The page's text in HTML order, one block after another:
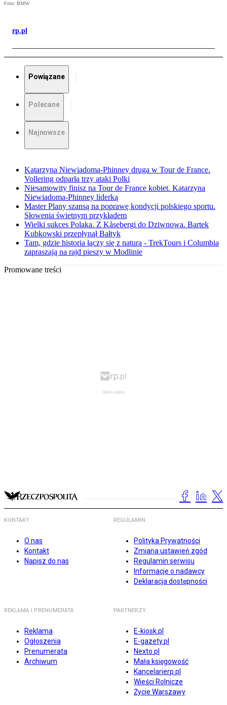
Foto: BMW
rp.pl
Powiązane
Polecane
Najnowsze
Katarzyna Niewiadoma-Phinney druga w Tour de France.
Vollering odparła trzy ataki Polki
Niesamowity finisz na Tour de France kobiet. Katarzyna
Niewiadoma-Phinney liderką
Master Plany szansą na poprawę kondycji polskiego sportu.
Słowenia świetnym przykładem
Wielki sukces Polaka. Z Kåsebergi do Dziwnowa. Bartek
Kubkowski przepłynął Bałtyk
Tam, gdzie historia łączy się z naturą - TrekTours i Columbia
zapraszają na rajd pieszy w Modlinie
Promowane treści
KONTAKT
O nas
Kontakt
Napisz do nas
REGULAMIN
Polityka Prywatności
Zmiana ustawień zgód
Regulamin serwisu
Informacje o nadawcy
Deklaracja dostępności
REKLAMA I PRENUMERATA
Reklama
Ogłoszenia
Prenumerata
Archiwum
PARTNERZY
E-kiosk.pl
E-gazety.pl
Nexto.pl
Mała księgowość
Kancelarierp.pl
Wieści Rolnicze
Życie Warszawy